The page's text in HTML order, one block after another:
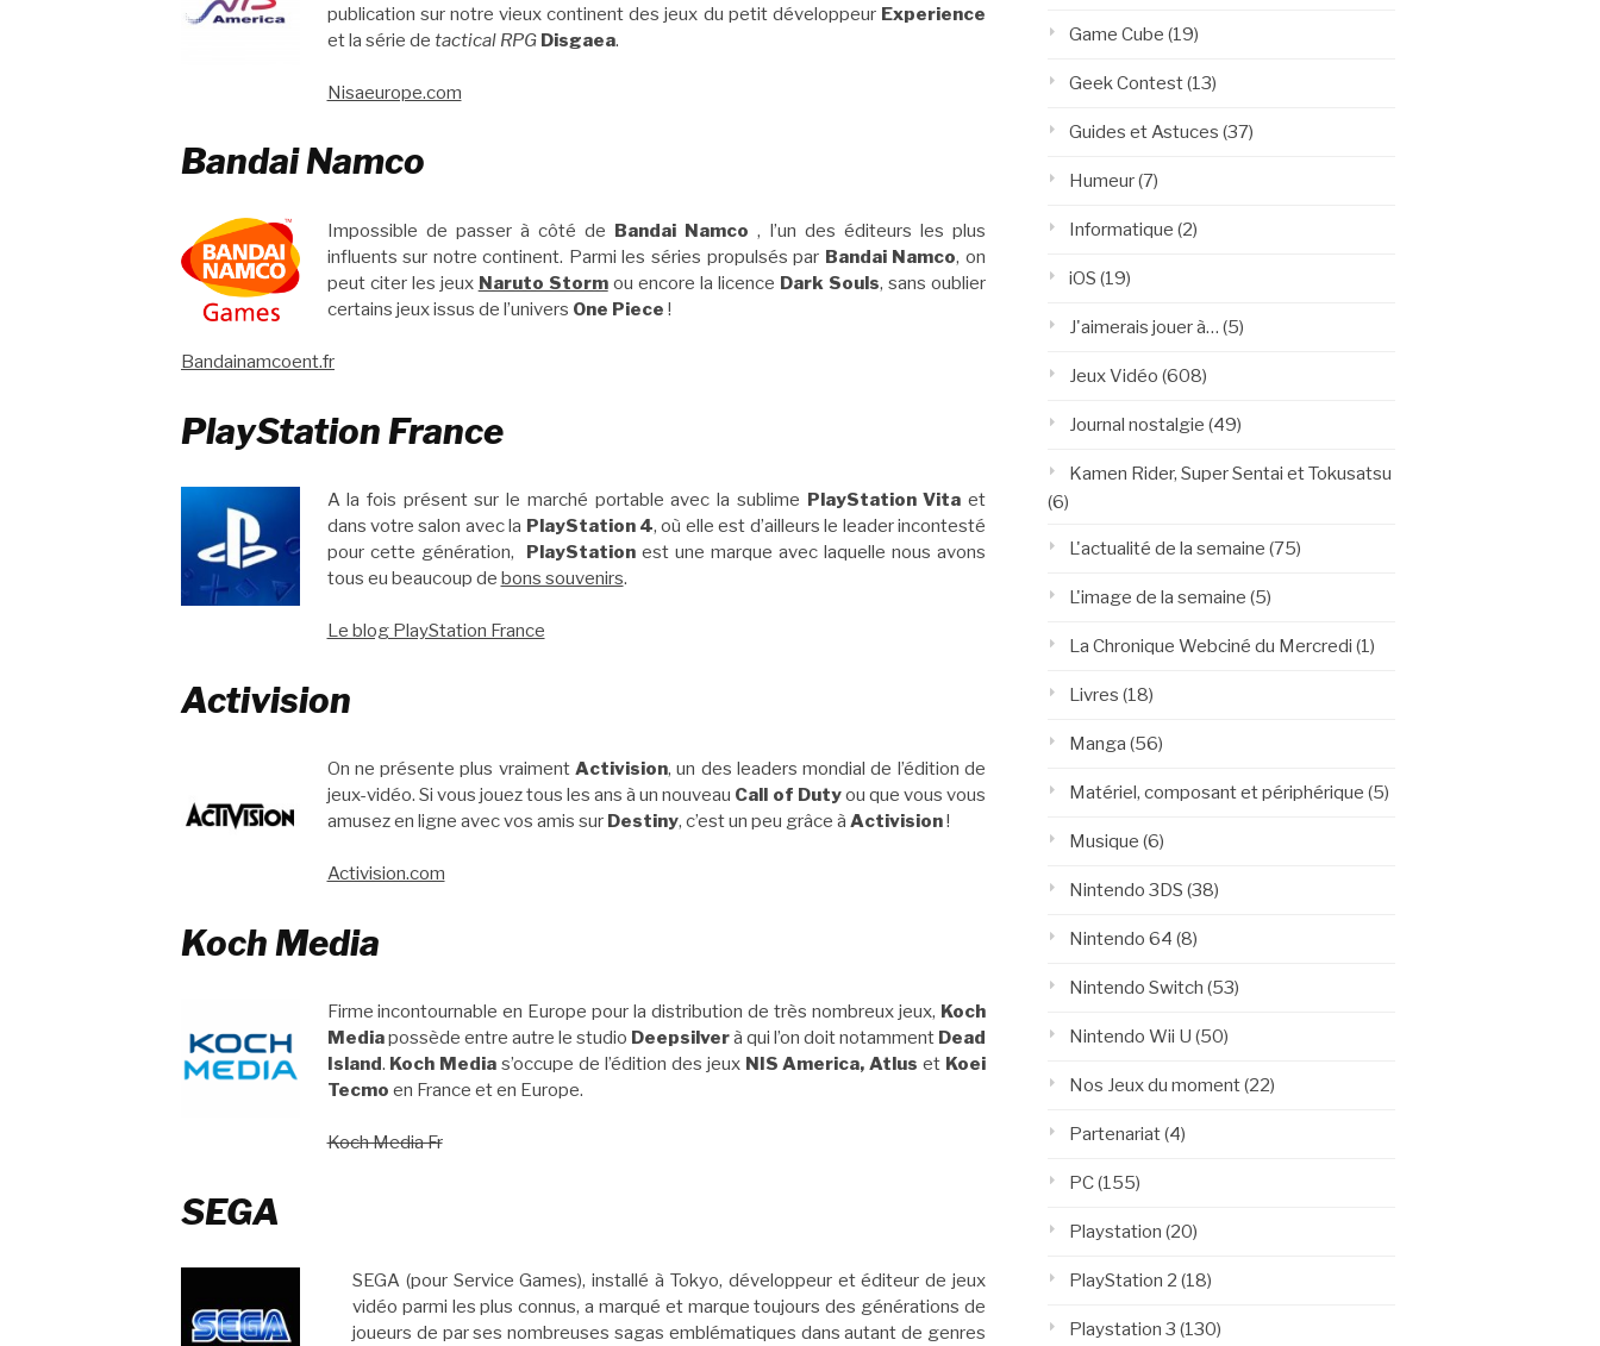
publication sur notre vieux continent des jeux du petit développeur Experience
et la série de tactical RPG Disgaea.
Nisaeurope.com
Bandai Namco
Impossible de passer à côté de Bandai Namco , l’un des éditeurs les plus
influents sur notre continent. Parmi les séries propulsés par Bandai Namco, on
peut citer les jeux Naruto Stormou encore la licence Dark Souls, sans oublier
certains jeux issus de l’univers One Piece !
Bandainamcoent.fr
PlayStation France
A la fois présent sur le marché portable avec la sublime PlayStation Vita et
dans votre salon avec la PlayStation 4, où elle est d’ailleurs le leader incontesté
pour cette génération, PlayStationest une marque avec laquelle nous avons
tous eu beaucoup de bons souvenirs.
Le blog PlayStation France
Activision
On ne présente plus vraiment Activision, un des leaders mondial de l’édition de
jeux-vidéo. Si vous jouez tous les ans à un nouveau Call of Dutyou que vous vous
amusez en ligne avec vos amis sur Destiny, c’est un peu grâce à Activision!
Activision.com
Koch Media
Firme incontournable en Europe pour la distribution de très nombreux jeux, Koch
Mediapossède entre autre le studio Deepsilverà qui l’on doit notammentDead
Island. Koch Media s’occupe de l’édition des jeuxNIS America, Atluset Koei
Tecmo en France et en Europe.
Koch Media Fr
SEGA
SEGA (pour Service Games), installé à Tokyo, développeur et éditeur de jeux
vidéo parmi les plus connus, a marqué et marque toujours des générations de
joueurs de par ses nombreuses sagas emblématiques dans autant de genres
Game Cube (19)
Geek Contest(13)
Guides et Astuces (37)
Humeur(7)
Informatique (2)
iOS (19)
J'aimerais jouer à… (5)
Jeux Vidéo (608)
Journal nostalgie (49)
Kamen Rider, Super Sentai et Tokusatsu
(6)
L'actualité de la semaine (75)
L'image de la semaine (5)
La Chronique Webciné du Mercredi (1)
Livres (18)
Manga (56)
Matériel, composant et périphérique (5)
Musique (6)
Nintendo 3DS (38)
Nintendo 64 (8)
Nintendo Switch (53)
Nintendo Wii U (50)
Nos Jeux du moment(22)
Partenariat(4)
PC(155)
Playstation (20)
PlayStation 2 (18)
Playstation 3 (130)